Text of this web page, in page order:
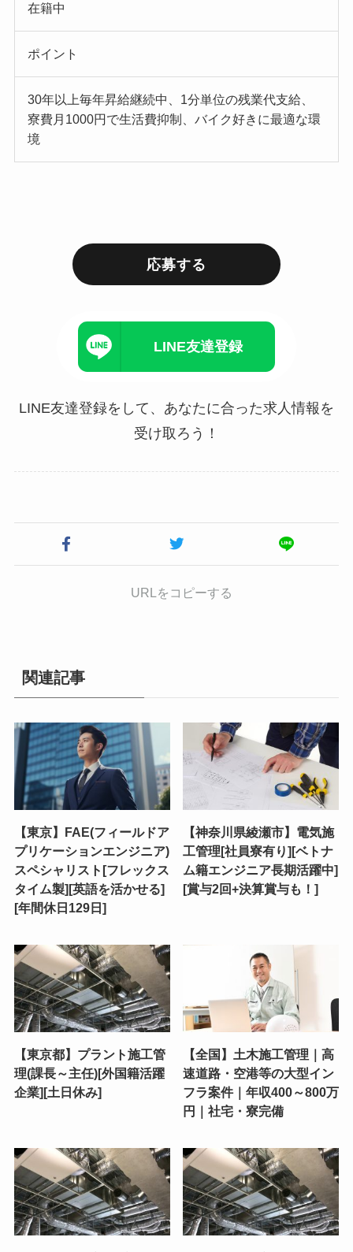
在籍中
ポイント
30年以上毎年昇給継続中、1分単位の残業代支給、
寮費月1000円で生活費抑制、バイク好きに最適な環
境
応募する
LINE友達登録
LINE友達登録をして、あなたに合った求人情報を
受け取ろう！
URLをコピーする
関連記事
【東京】FAE(フィールドア
プリケーションエンジニア)
スペシャリスト[フレックス
タイム製][英語を活かせる]
[年間休日129日]
【神奈川県綾瀬市】電気施
工管理[社員寮有り][ベトナ
ム籍エンジニア長期活躍中]
[賞与2回+決算賞与も！]
【東京都】プラント施工管
理(課長～主任)[外国籍活躍
企業][土日休み]
【全国】土木施工管理｜高
速道路・空港等の大型イン
フラ案件｜年収400～800万
円｜社宅・寮完備